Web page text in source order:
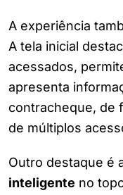
A experiência
A tela inicial
acessados,
apresenta
contracheque, de
de múltiplos
Outro destaque é
inteligente no